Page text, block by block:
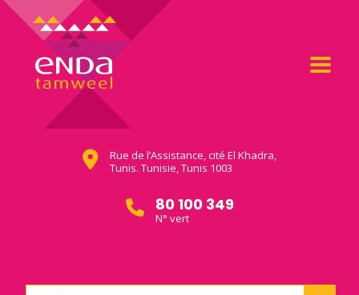
Rue de l’Assistance, cité El Khadra,
Tunis. Tunisie, Tunis 1003
80 100 349
N° vert